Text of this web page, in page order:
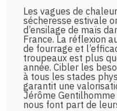
Les vagues de
sécheresse estivale
d’ensilage de maïs
France. La réflexion
de fourrage et
troupeaux est plus
année. Cibler les
à tous les stades
garantit une
Jérôme
nous font part de